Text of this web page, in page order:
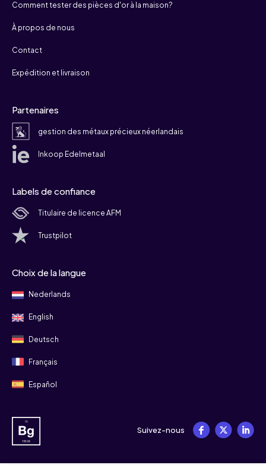
Comment tester des pièces d'or à la maison?
À propos de nous
Contact
Expédition et livraison
Partenaires
gestion des métaux précieux néerlandais
Inkoop Edelmetaal
Labels de confiance
Titulaire de licence AFM
Trustpilot
Choix de la langue
Nederlands
English
Deutsch
Français
Español
Suivez-nous